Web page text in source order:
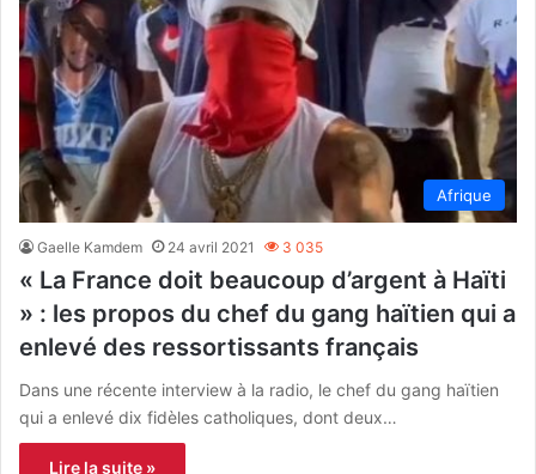
Afrique
Gaelle Kamdem 24 avril 2021 3 035
« La France doit beaucoup d’argent à Haïti
» : les propos du chef du gang haïtien qui a
enlevé des ressortissants français
Dans une récente interview à la radio, le chef du gang haïtien
qui a enlevé dix fidèles catholiques, dont deux…
Lire la suite »